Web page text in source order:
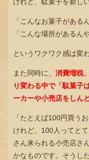
「こんなお菓子がある
「こんな場所があるんや
というワクワク感は変
また同時に、 消費増税
り変わる中で「駄菓子
ーカーや小売店をしん
「たとえば100円買う
けれど、100人ってと
さん来られる小売店さ
かなものです。そうし